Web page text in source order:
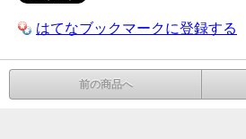
はてなブックマークに登録する
前の商品へ